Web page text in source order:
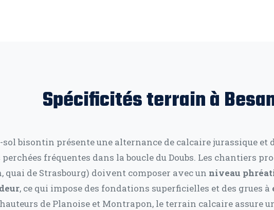
Spécificités terrain à
sol bisontin présente une alternance de calcaire jurassique et
perchées fréquentes dans la boucle du Doubs. Les chantiers
quai de Strasbourg) doivent composer avec un niveau
, ce qui impose des fondations superficielles et des grues à
de Planoise et Montrapon, le terrain calcaire assure